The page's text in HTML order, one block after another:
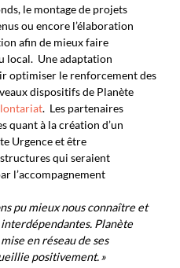
le montage de projets
ou encore l’élaboration
afin de mieux faire
local. Une adaptation
optimiser le renforcement des
dispositifs de Planète
. Les partenaires
quant à la création d’un
Urgence et être
structures qui seraient
l’accompagnement
pu mieux nous connaître et
Planète
en réseau de ses
positivement. »